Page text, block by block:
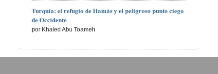
Turquía: el refugio de Hamás y el peligroso punto ciego
de Occidente
por Khaled Abu Toameh